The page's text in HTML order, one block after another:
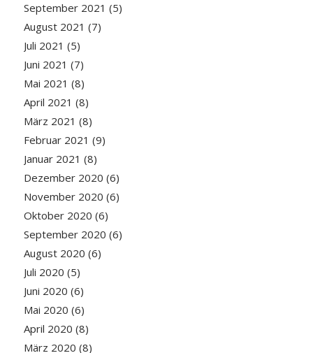
September 2021 (5)
August 2021 (7)
Juli 2021 (5)
Juni 2021 (7)
Mai 2021 (8)
April 2021 (8)
März 2021 (8)
Februar 2021 (9)
Januar 2021 (8)
Dezember 2020 (6)
November 2020 (6)
Oktober 2020 (6)
September 2020 (6)
August 2020 (6)
Juli 2020 (5)
Juni 2020 (6)
Mai 2020 (6)
April 2020 (8)
März 2020 (8)